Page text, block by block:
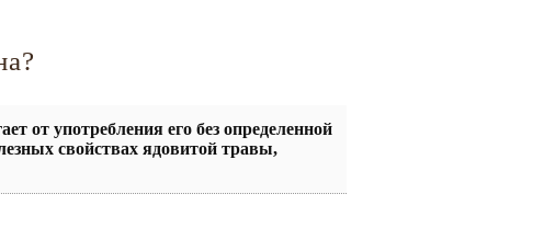
от употребления его без определенной
свойствах ядовитой травы,